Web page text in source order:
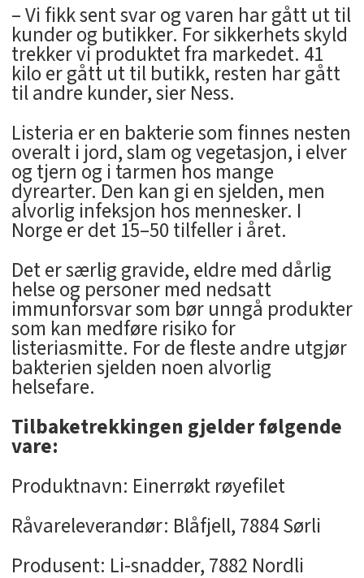
– Vi fikk sent svar og varen har gått ut til
kunder og butikker. For sikkerhets skyld
trekker vi produktet fra markedet. 41
kilo er gått ut til butikk, resten har gått
til andre kunder, sier Ness.
Listeria er en bakterie som finnes nesten
overalt i jord, slam og vegetasjon, i elver
og tjern og i tarmen hos mange
dyrearter. Den kan gi en sjelden, men
alvorlig infeksjon hos mennesker. I
Norge er det 15–50 tilfeller i året.
Det er særlig gravide, eldre med dårlig
helse og personer med nedsatt
immunforsvar som bør unngå produkter
som kan medføre risiko for
listeriasmitte. For de fleste andre utgjør
bakterien sjelden noen alvorlig
helsefare.
Tilbaketrekkingen gjelder følgende
vare:
Produktnavn: Einerrøkt røyefilet
Råvareleverandør: Blåfjell, 7884 Sørli
Produsent: Li-snadder, 7882 Nordli